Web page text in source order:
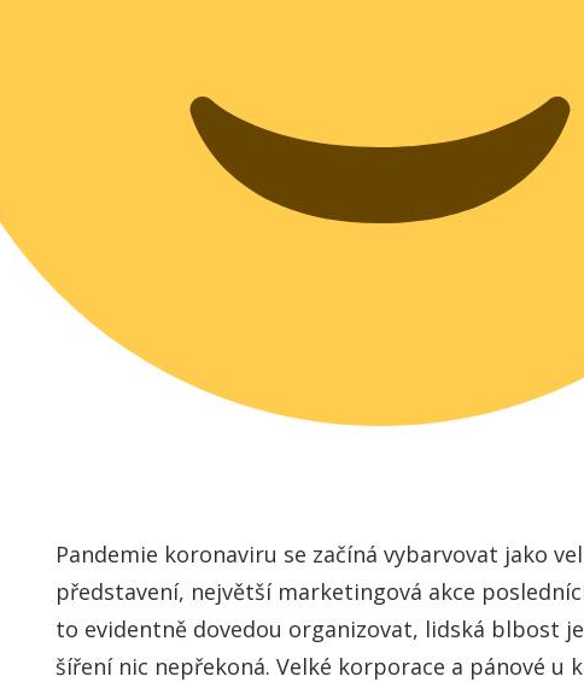
Pandemie koronaviru se začíná vybarvovat jako
představení, největší marketingová akce
to evidentně dovedou organizovat, lidská blbost
šíření nic nepřekoná. Velké korporace a pánové u